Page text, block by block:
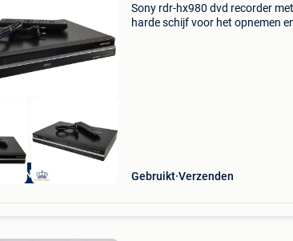
GARANTIE
Sony rdr-hx980 dvd recorder
harde schijf voor het opnemen
Gebruikt Verzenden